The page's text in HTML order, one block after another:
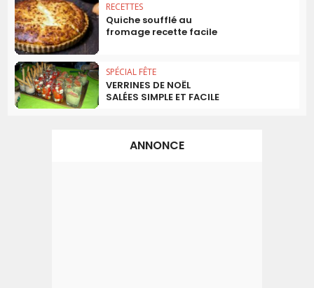
RECETTES
Quiche soufflé au
fromage recette facile
SPÉCIAL FÊTE
VERRINES DE NOËL
SALÉES SIMPLE ET FACILE
ANNONCE